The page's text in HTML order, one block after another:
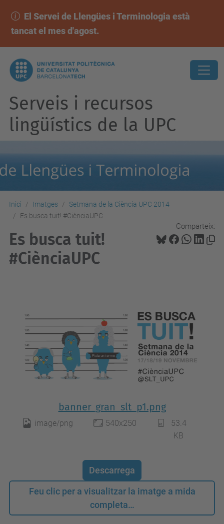
El Servei de Llengües i Terminologia està
tancat el mes d'agost.
Serveis i recursos
lingüístics de la UPC
Inici Imatges
Setmana de la Ciència UPC 2014
Es busca tuit! #CiènciaUPC
Comparteix:
Es busca tuit!
#CiènciaUPC
banner_gran_slt_p1.png
image/png 540x250
53.4
KB
Descarrega
Feu clic per a visualitzar la imatge a mida
completa…